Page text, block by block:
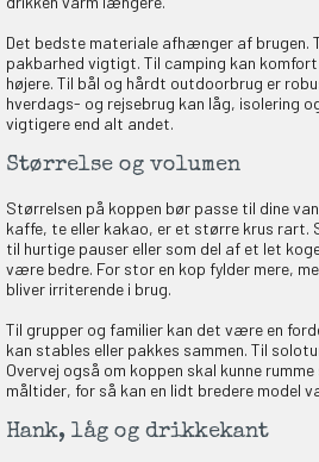
Det bedste materiale afhænger af brugen.
pakbarhed vigtigt. Til camping kan
højere. Til bål og hårdt outdoorbrug er
hverdags- og rejsebrug kan låg, isolering
vigtigere end alt andet.
Størrelse og volumen
Størrelsen på koppen bør passe til dine
kaffe, te eller kakao, er et større krus
til hurtige pauser eller som del af et let
være bedre. For stor en kop fylder mere,
bliver irriterende i brug.
Til grupper og familier kan det være en
kan stables eller pakkes sammen. Til
Overvej også om koppen skal kunne
måltider, for så kan en lidt bredere model
Hank, låg og drikkekant